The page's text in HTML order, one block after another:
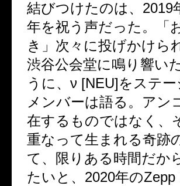
結びつけたのは、 2019
年を祝う声だった。「
き」次々に投げかけら
渋谷公会堂に鳴り響い
うに、 ν [NEU]をステ
メンバーは語る。アン
在するものではなく、
重なって生まれる奇跡
て、限りある時間だか
たいと、 2020年のZepp